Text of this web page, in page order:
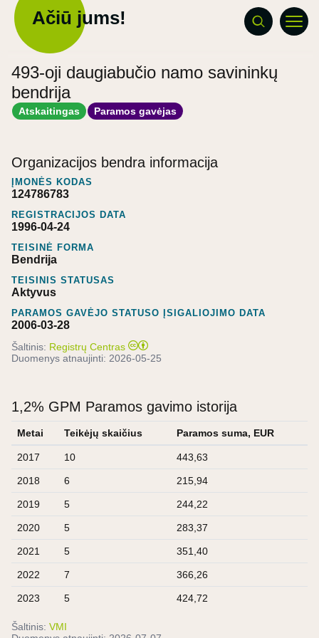
Ačiū jums!
493-oji daugiabučio namo savininkų
bendrija
Atskaitingas Paramos gavėjas
Organizacijos bendra informacija
ĮMONĖS KODAS
124786783
REGISTRACIJOS DATA
1996-04-24
TEISINĖ FORMA
Bendrija
TEISINIS STATUSAS
Aktyvus
PARAMOS GAVĖJO STATUSO ĮSIGALIOJIMO DATA
2006-03-28
Šaltinis: Registrų Centras
Duomenys atnaujinti: 2026-05-25
1,2% GPM Paramos gavimo istorija
Metai Teikėjų skaičius Paramos suma, EUR
2017 10 443,63
2018 6 215,94
2019 5 244,22
2020 5 283,37
2021 5 351,40
2022 7 366,26
2023 5 424,72
Šaltinis: VMI